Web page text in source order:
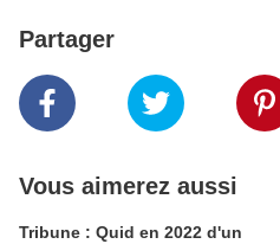
Partager
Vous aimerez aussi
Tribune : Quid en 2022 d'un